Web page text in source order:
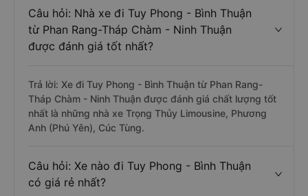
Câu hỏi: Nhà xe đi Tuy Phong - Bình Thuận
từ Phan Rang-Tháp Chàm - Ninh Thuận
được đánh giá tốt nhất?
Trả lời: Xe đi Tuy Phong - Bình Thuận từ Phan Rang-
Tháp Chàm - Ninh Thuận được đánh giá chất lượng tốt
nhất là những nhà xe Trọng Thủy Limousine, Phương
Anh (Phú Yên), Cúc Tùng.
Câu hỏi: Xe nào đi Tuy Phong - Bình Thuận
có giá rẻ nhất?